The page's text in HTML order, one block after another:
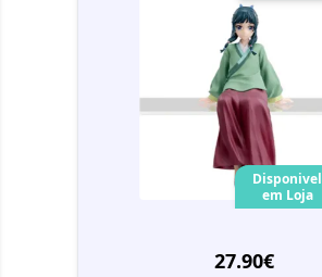
Disponivel
em Loja
27.90€